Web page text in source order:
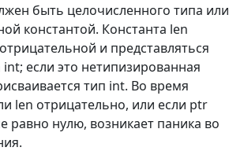
быть целочисленного типа или
константой. Константа len
и представляться
если это нетипизированная
тип int. Во время
len отрицательно, или если ptr
равно нулю, возникает паника во